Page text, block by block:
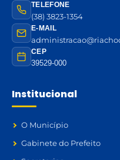
TELEFONE
(38) 3823-1354
E-MAIL
CEP
39529-000
Institucional
O Município
Gabinete do Prefeito